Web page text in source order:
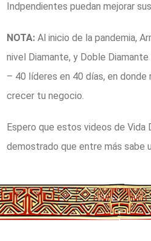
Indpendientes puedan mejorar
NOTA:Al inicio de la pandemia,
nivel Diamante, y Doble
– 40 líderes en 40 días, en
crecer tu negocio.
Espero que estos videos de Vida
demostrado que entre más sabe